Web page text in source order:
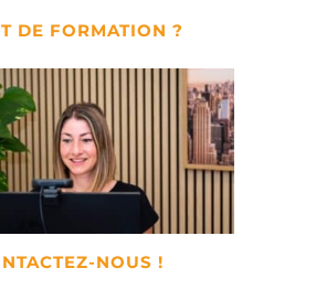
DE FORMATION ?
NOUS !